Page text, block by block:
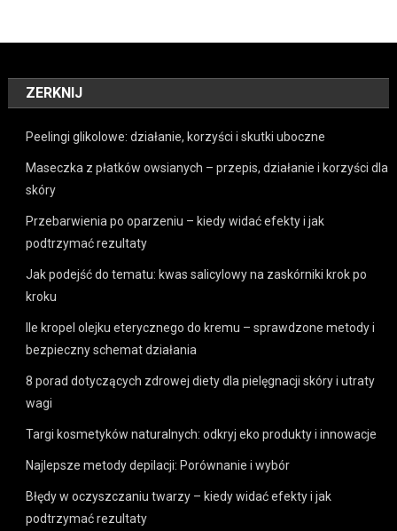
ZERKNIJ
Peelingi glikolowe: działanie, korzyści i skutki uboczne
Maseczka z płatków owsianych – przepis, działanie i korzyści dla
skóry
Przebarwienia po oparzeniu – kiedy widać efekty i jak
podtrzymać rezultaty
Jak podejść do tematu: kwas salicylowy na zaskórniki krok po
kroku
Ile kropel olejku eterycznego do kremu – sprawdzone metody i
bezpieczny schemat działania
8 porad dotyczących zdrowej diety dla pielęgnacji skóry i utraty
wagi
Targi kosmetyków naturalnych: odkryj eko produkty i innowacje
Najlepsze metody depilacji: Porównanie i wybór
Błędy w oczyszczaniu twarzy – kiedy widać efekty i jak
podtrzymać rezultaty